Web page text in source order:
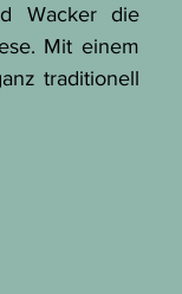
Wacker die
Mit einem
traditionell